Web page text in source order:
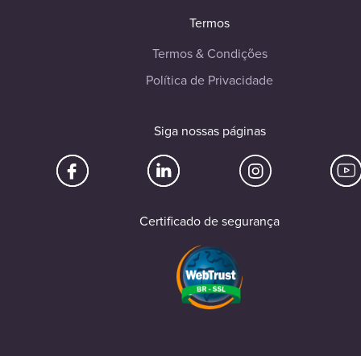
Termos
Termos & Condições
Política de Privacidade
Siga nossas páginas
Certificado de segurança